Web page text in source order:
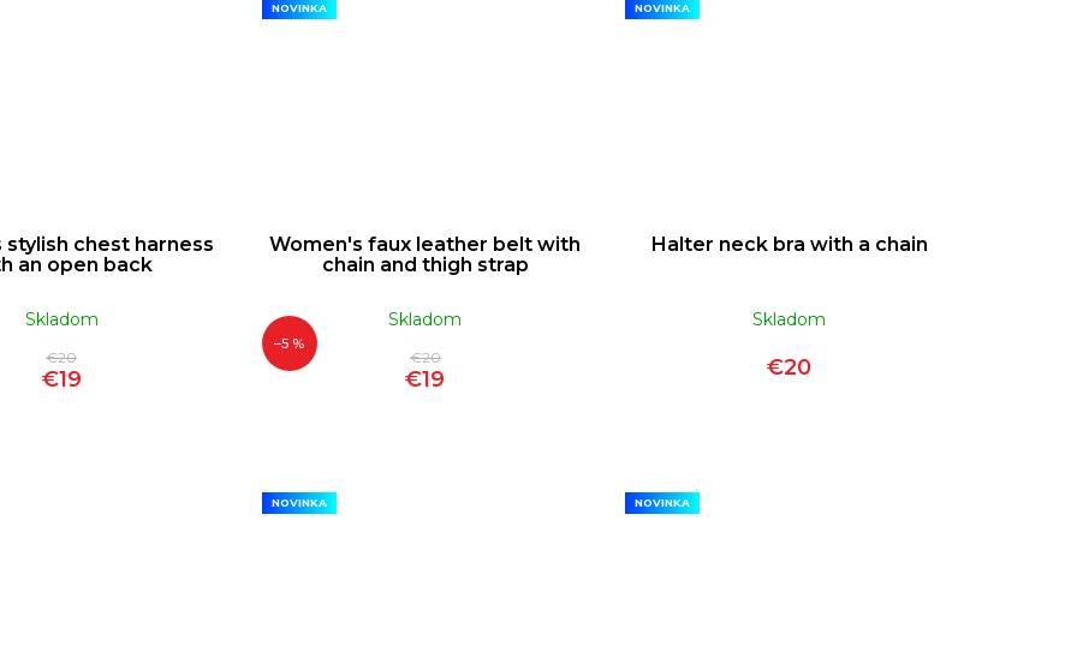
stylish chest harness
an open back
Skladom
€20
€19
NOVINKA
–5 %
Women's faux leather belt with
chain and thigh strap
Skladom
€20
€19
NOVINKA
Halter neck bra with a chain
Skladom
€20
NOVINKA NOVINKA